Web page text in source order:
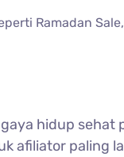
Ramadan
hidup sehat
afiliator paling